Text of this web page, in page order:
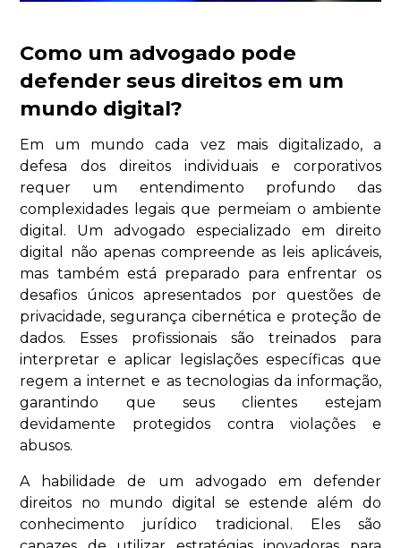
Como um advogado pode
defender seus direitos em um
mundo digital?
Em um mundo cada vez mais digitalizado, a
defesa dos direitos individuais e corporativos
requer um entendimento profundo das
complexidades legais que permeiam o ambiente
digital. Um advogado especializado em direito
digital não apenas compreende as leis aplicáveis,
mas também está preparado para enfrentar os
desafios únicos apresentados por questões de
privacidade, segurança cibernética e proteção de
dados. Esses profissionais são treinados para
interpretar e aplicar legislações específicas que
regem a internet e as tecnologias da informação,
garantindo que seus clientes estejam
devidamente protegidos contra violações e
abusos.
A habilidade de um advogado em defender
direitos no mundo digital se estende além do
conhecimento jurídico tradicional. Eles são